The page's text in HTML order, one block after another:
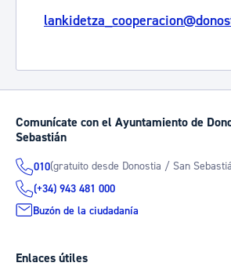
Comunícate con el Ayuntamiento de
Sebastián
010(gratuito desde Donostia / San
(+34) 943 481 000
Buzón de la ciudadanía
Enlaces útiles